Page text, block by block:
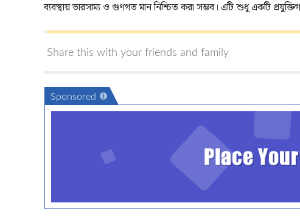
ব্যবস্থায় ভারসাম্য ও গুণগত মান নিশ্চিত করা সম্ভব। এটি শুধু একটি
Share this with your friends and family
Sponsored
Place